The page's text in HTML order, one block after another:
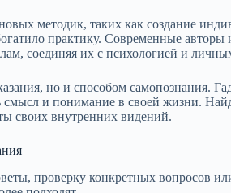
методик, таких как создание
практику. Современные авторы
соединяя их с психологией и
но и способом самопознания.
смысл и понимание в своей жизни.
своих внутренних видений.
проверку конкретных вопросов